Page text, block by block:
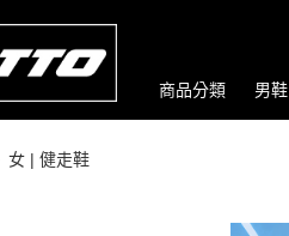
商品分類 男鞋
女 | 健走鞋